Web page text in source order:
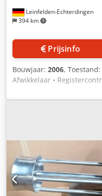
Leinfelden-Echterdingen
394 km
Prijsinfo
Bouwjaar: 2006, Toestand:
Afwikkelaar •
(inkt-/lakapplicatie) •
Stansunit • GEW UV-
Machineb eschrijving De
eenheid maakt het
brengen. De lamineer-/
verhogende veredeling.
en snijunits zorgen voor
rolconversie. De semi-